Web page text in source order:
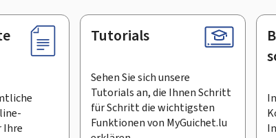
Ihre
Tutorials
Sehen Sie sich unsere
Tutorials an, die Ihnen Schritt
für Schritt die wichtigsten
Funktionen von MyGuichet.lu